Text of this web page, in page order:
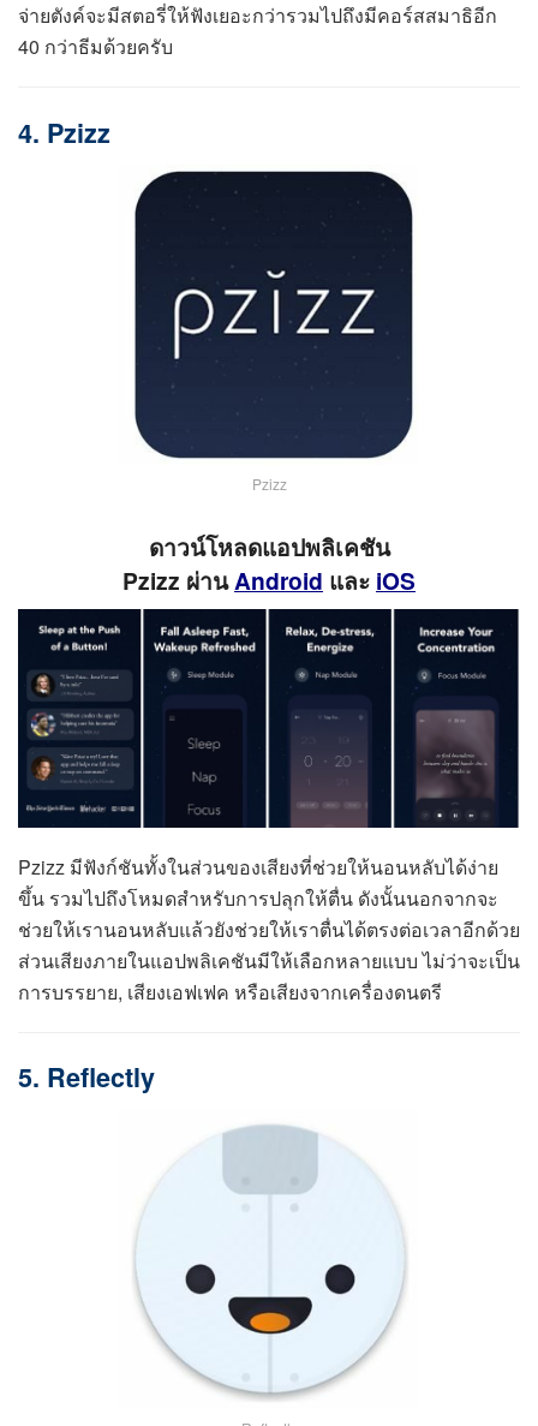
จ่ายตังค์จะมีสตอรี่ให้ฟังเยอะกว่ารวมไปถึงมีคอร์สสมาธิอีก
40 กว่าธีมด้วยครับ
4. Pzizz
Pzizz
ดาวน์โหลดแอปพลิเคชัน
Pzizz ผ่านAndroid และ iOS
Pzizz มีฟังก์ชันทั้งในส่วนของเสียงที่ช่วยให้นอนหลับได้ง่าย
ขึ้น รวมไปถึงโหมดสำหรับการปลุกให้ตื่น ดังนั้นนอกจากจะ
ช่วยให้เรานอนหลับแล้วยังช่วยให้เราตื่นได้ตรงต่อเวลาอีกด้วย
ส่วนเสียงภายในแอปพลิเคชันมีให้เลือกหลายแบบ ไม่ว่าจะเป็น
การบรรยาย, เสียงเอฟเฟค หรือเสียงจากเครื่องดนตรี
5. Reflectly